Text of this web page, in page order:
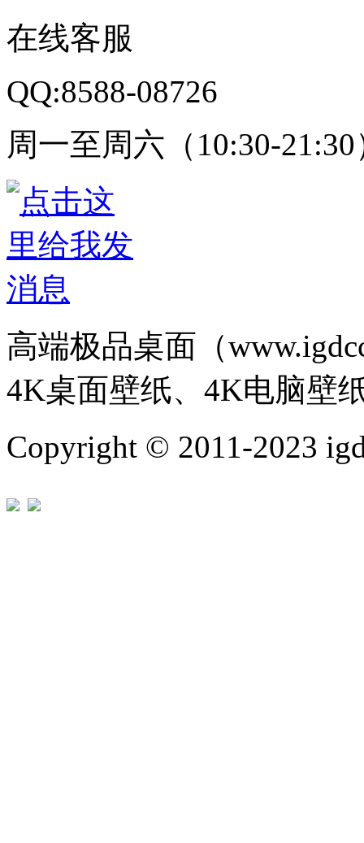
在线客服
QQ:8588-08726
周一至周六（10:30-21:30
高端极品桌面（
4K桌面壁纸、4K电脑壁
Copyright © 2011-2023